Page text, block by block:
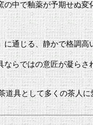
中で釉薬が予期せぬ変
通じる、静かで格調高
らではの意匠が凝らさ
道具として多くの茶人